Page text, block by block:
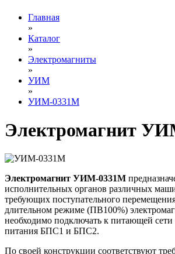
Главная
»
Каталог
»
Электромагниты
»
УИМ
»
УИМ-0331М
Электромагнит
Электромагнит УИМ-0331М
исполнительных органов различных
требующих поступательного
длительном режиме (ПВ100%)
необходимо подключать к питающей сети
питания БПС1 и БПС2.
По своей конструкции соответствуют